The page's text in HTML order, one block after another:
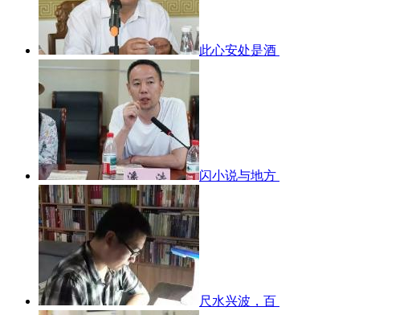
此心安处是酒
闪小说与地方
尺水兴波，百